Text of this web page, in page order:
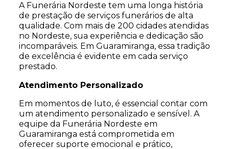
A Funerária Nordeste tem uma longa história
de prestação de serviços funerários de alta
qualidade. Com mais de 200 cidades atendidas
no Nordeste, sua experiência e dedicação são
incomparáveis. Em Guaramiranga, essa tradição
de excelência é evidente em cada serviço
prestado.
Atendimento Personalizado
Em momentos de luto, é essencial contar com
um atendimento personalizado e sensível. A
equipe da Funerária Nordeste em
Guaramiranga está comprometida em
oferecer suporte emocional e prático,